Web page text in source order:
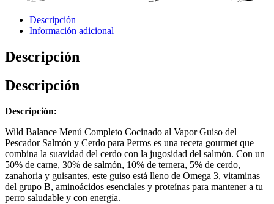
Descripción
Información adicional
Descripción
Descripción
Descripción:
Wild Balance Menú Completo Cocinado al Vapor Guiso del
Pescador Salmón y Cerdo para Perros es una receta gourmet que
combina la suavidad del cerdo con la jugosidad del salmón. Con un
50% de carne, 30% de salmón, 10% de ternera, 5% de cerdo,
zanahoria y guisantes, este guiso está lleno de Omega 3, vitaminas
del grupo B, aminoácidos esenciales y proteínas para mantener a tu
perro saludable y con energía.